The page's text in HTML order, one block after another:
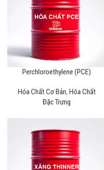
Perchloroethylene (PCE)
Hóa Chất Cơ Bản, Hóa Chất
Đặc Trưng